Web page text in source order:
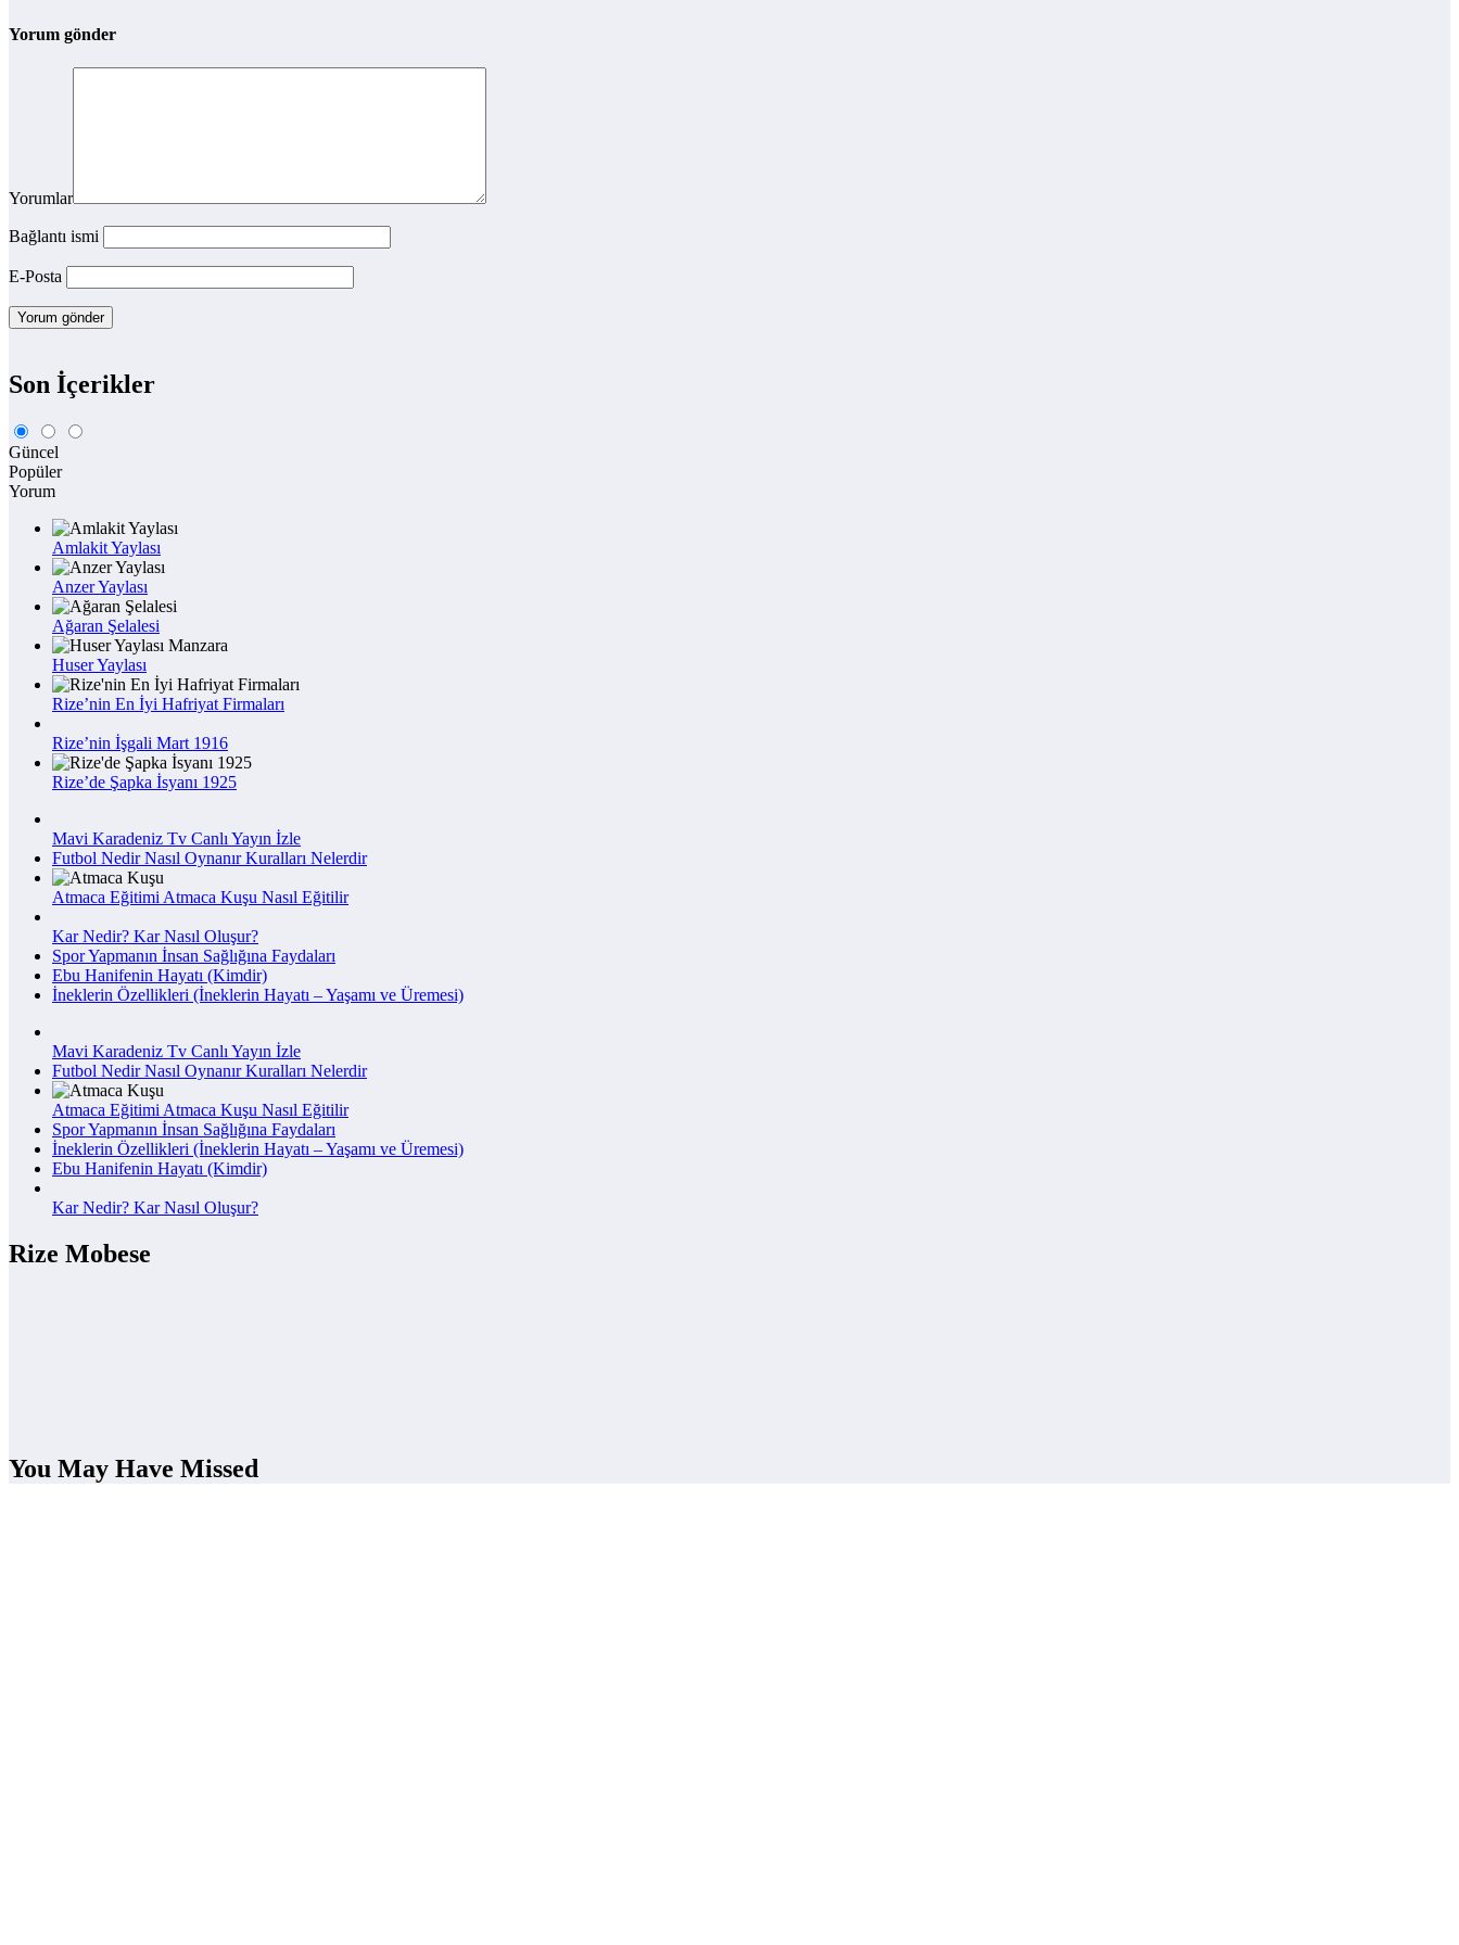
Yorum gönder
Yorumlar
Bağlantı ismi
E-Posta
Son İçerikler
Güncel
Popüler
Yorum
Amlakit Yaylası
Anzer Yaylası
Ağaran Şelalesi
Huser Yaylası
Rize’nin En İyi Hafriyat Firmaları
Rize’nin İşgali Mart 1916
Rize’de Şapka İsyanı 1925
Mavi Karadeniz Tv Canlı Yayın İzle
Futbol Nedir Nasıl Oynanır Kuralları Nelerdir
Atmaca Eğitimi Atmaca Kuşu Nasıl Eğitilir
Kar Nedir? Kar Nasıl Oluşur?
Spor Yapmanın İnsan Sağlığına Faydaları
Ebu Hanifenin Hayatı (Kimdir)
İneklerin Özellikleri (İneklerin Hayatı – Yaşamı ve Üremesi)
Mavi Karadeniz Tv Canlı Yayın İzle
Futbol Nedir Nasıl Oynanır Kuralları Nelerdir
Atmaca Eğitimi Atmaca Kuşu Nasıl Eğitilir
Spor Yapmanın İnsan Sağlığına Faydaları
İneklerin Özellikleri (İneklerin Hayatı – Yaşamı ve Üremesi)
Ebu Hanifenin Hayatı (Kimdir)
Kar Nedir? Kar Nasıl Oluşur?
Rize Mobese
You May Have Missed